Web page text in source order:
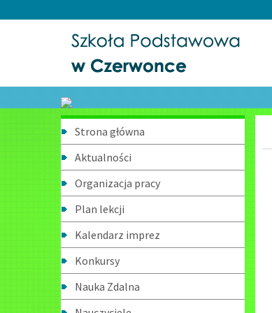
Menu
boczne
Strona główna
Aktualności
Organizacja pracy
Plan lekcji
Kalendarz imprez
Konkursy
Nauka Zdalna